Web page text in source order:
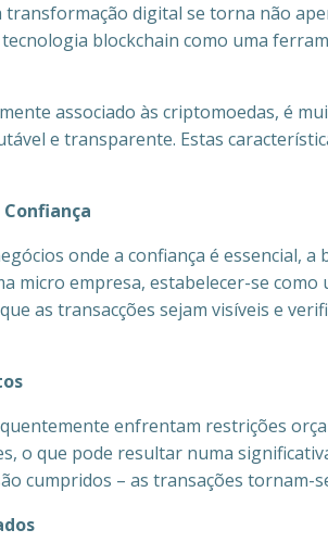
digital se torna não
blockchain como uma
associado às criptomoedas, é
e transparente. Estas
onde a confiança é essencial,
micro empresa, estabelecer-se
as transacções sejam visíveis e
enfrentam restrições
o que pode resultar numa
cumpridos – as transações tornam-